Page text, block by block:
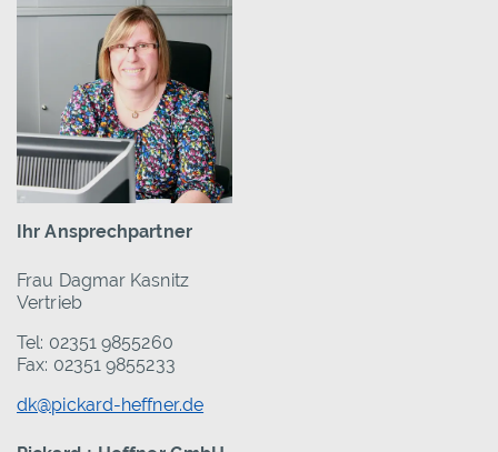
Ihr Ansprechpartner
Frau Dagmar Kasnitz
Vertrieb
Tel: 02351 9855260
Fax: 02351 9855233
dk@pickard-heffner.de